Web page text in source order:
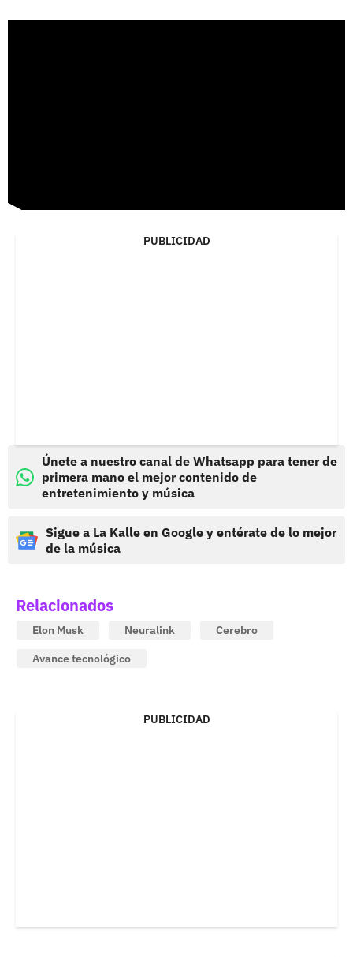
PUBLICIDAD
Únete a nuestro canal de Whatsapp para tener de
primera mano el mejor contenido de
entretenimiento y música
Sigue a La Kalle en Google y entérate de lo mejor
de la música
Relacionados
Elon Musk Neuralink
Cerebro
Avance tecnológico
PUBLICIDAD